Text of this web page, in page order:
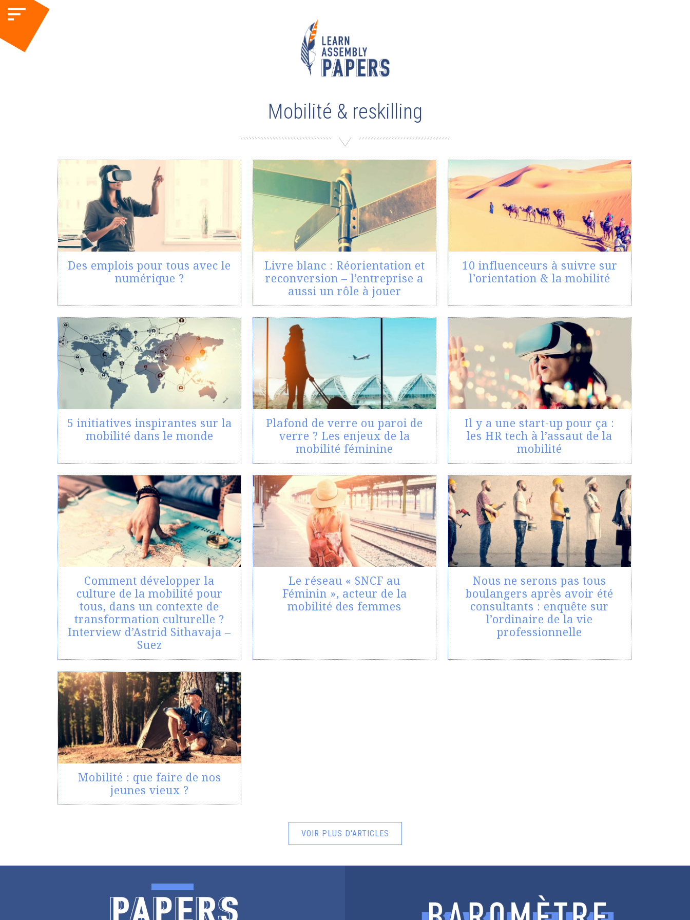
Mobilité & reskilling
Des emplois pour tous avec le
numérique ?
Livre blanc : Réorientation et
reconversion – l’entreprise a
aussi un rôle à jouer
10 influenceurs à suivre sur
l’orientation & la mobilité
5 initiatives inspirantes sur la
mobilité dans le monde
Plafond de verre ou paroi de
verre ? Les enjeux de la
mobilité féminine
Il y a une start-up pour ça :
les HR tech à l’assaut de la
mobilité
Comment développer la
culture de la mobilité pour
tous, dans un contexte de
transformation culturelle ?
Interview d’Astrid Sithavaja –
Suez
Le réseau « SNCF au
Féminin », acteur de la
mobilité des femmes
Nous ne serons pas tous
boulangers après avoir été
consultants : enquête sur
l’ordinaire de la vie
professionnelle
Mobilité : que faire de nos
jeunes vieux ?
VOIR PLUS D'ARTICLES